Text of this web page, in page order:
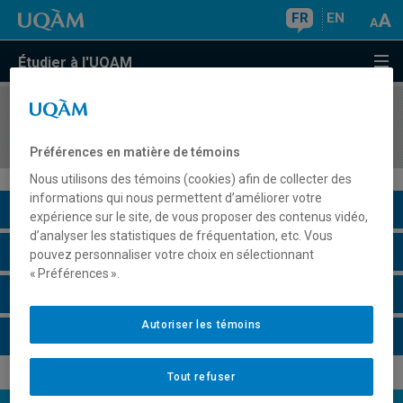
FR EN
Étudier à l'UQAM
COURS//
Description du cours
Horaire - Été 2026
Préférences en matière de témoins
Nous utilisons des témoins (cookies) afin de collecter des
informations qui nous permettent d’améliorer votre
expérience sur le site, de vous proposer des contenus vidéo,
d’analyser les statistiques de fréquentation, etc. Vous
pouvez personnaliser votre choix en sélectionnant
« Préférences ».
Tout refuser
Autoriser les témoins